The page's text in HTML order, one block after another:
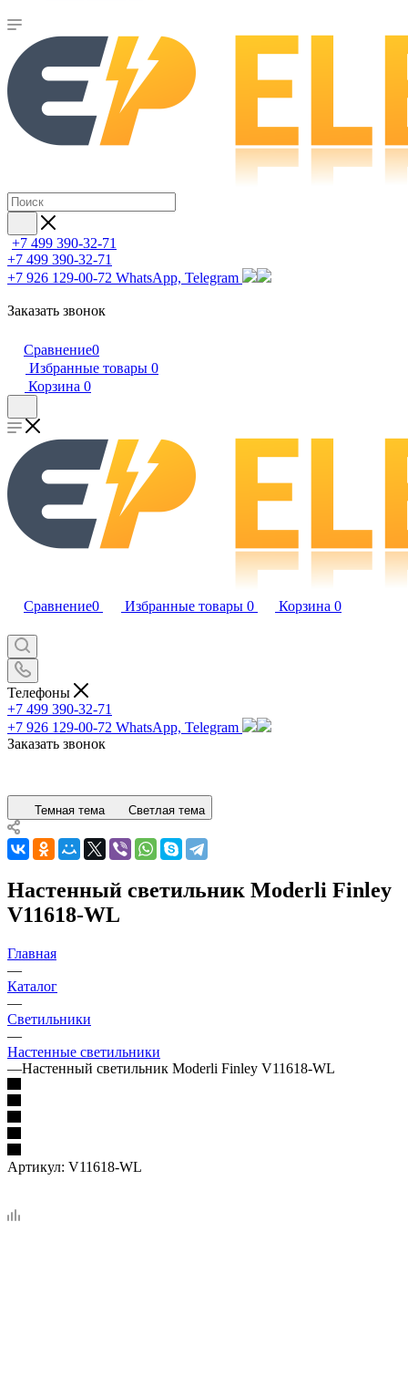
+7 499 390-32-71
+7 499 390-32-71
+7 926 129-00-72 WhatsApp, Telegram
Заказать звонок
Сравнение0
Избранные товары 0
Корзина 0
Сравнение0 Избранные товары 0 Корзина 0
Телефоны
+7 499 390-32-71
+7 926 129-00-72 WhatsApp, Telegram
Заказать звонок
Темная тема Светлая тема
Настенный светильник Moderli Finley
V11618-WL
Главная
—
Каталог
—
Светильники
—
Настенные светильники
—Настенный светильник Moderli Finley V11618-WL
Артикул: V11618-WL